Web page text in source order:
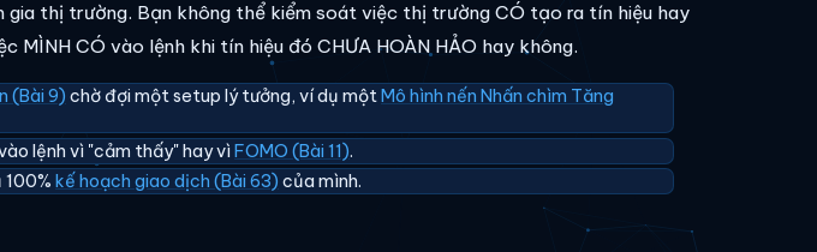
gia thị trường. Bạn không thể kiểm soát việc thị trường CÓ tạo ra tín hiệu hay
MÌNH CÓ vào lệnh khi tín hiệu đó CHƯA HOÀN HẢO hay không.
(Bài 9) chờ đợi một setup lý tưởng, ví dụ mộtMô hình nến Nhấn chìm Tăng
lệnh vì "cảm thấy" hay vìFOMO (Bài 11).
100%kế hoạch giao dịch (Bài 63) của mình.